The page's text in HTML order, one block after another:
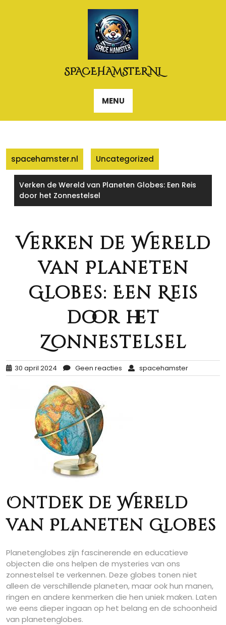
SPACEHAMSTER.NL
MENU
spacehamster.nl Uncategorized
Verken de Wereld van Planeten Globes: Een Reis
door het Zonnestelsel
Verken de Wereld
van Planeten
Globes: Een Reis
door het
Zonnestelsel
30 april 2024 Geen reacties spacehamster
Ontdek de Wereld
van Planeten Globes
Planetenglobes zijn fascinerende en educatieve
objecten die ons helpen de mysteries van ons
zonnestelsel te verkennen. Deze globes tonen niet
alleen de verschillende planeten, maar ook hun manen,
ringen en andere kenmerken die hen uniek maken. Laten
we eens dieper ingaan op het belang en de schoonheid
van planetenglobes.